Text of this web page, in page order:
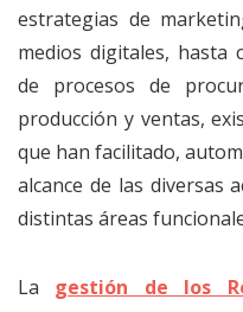
estrategias de
medios digitales, hasta
de procesos de
producción y ventas,
que han facilitado,
alcance de las diversas
distintas áreas
La gestión de los